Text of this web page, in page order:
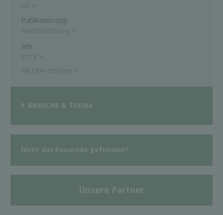
DE ×
Publikationstyp
Marktforschung ×
Jahr
2018 ×
BRANCHE & THEMA
Nicht das Passende gefunden?
Unsere Partner